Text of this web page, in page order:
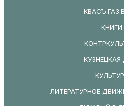
КНИГИ
КУЗНЕЦКАЯ
ЛИТЕРАТУРНОЕ